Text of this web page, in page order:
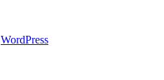
WordPress